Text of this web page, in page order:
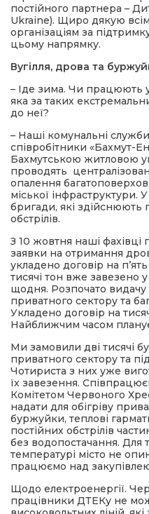
постійного партнера –
Ukraine). Щиро дякую
організаціям за
цьому напрямку.
Вугілля, дрова та
– Іде зима. Чи працюють у
яка за таких
до неї?
– Наші комунальні
співробітники «Бахмут-
Бахмутською житловою
проводять
опалення
міської інфраструктури.
бригади, які здійснюють
обстрілів.
З 10 жовтня наші фахівці
заявки на отримання
укладено договір на
тисячі тон вже завезено
щодня. Розпочато
приватного сектору та
Укладено договір на
Найближчим часом
Ми замовили дві тисячі
приватного сектору та
Чотириста з них уже
їх завезення.
Комітетом Червоного
надати для обігріву
буржуйки, теплові
постійних обстрілів
без водопостачання. Для
температурі місто не
працюємо над
Щодо електроенергії.
працівники ДТЕКу не